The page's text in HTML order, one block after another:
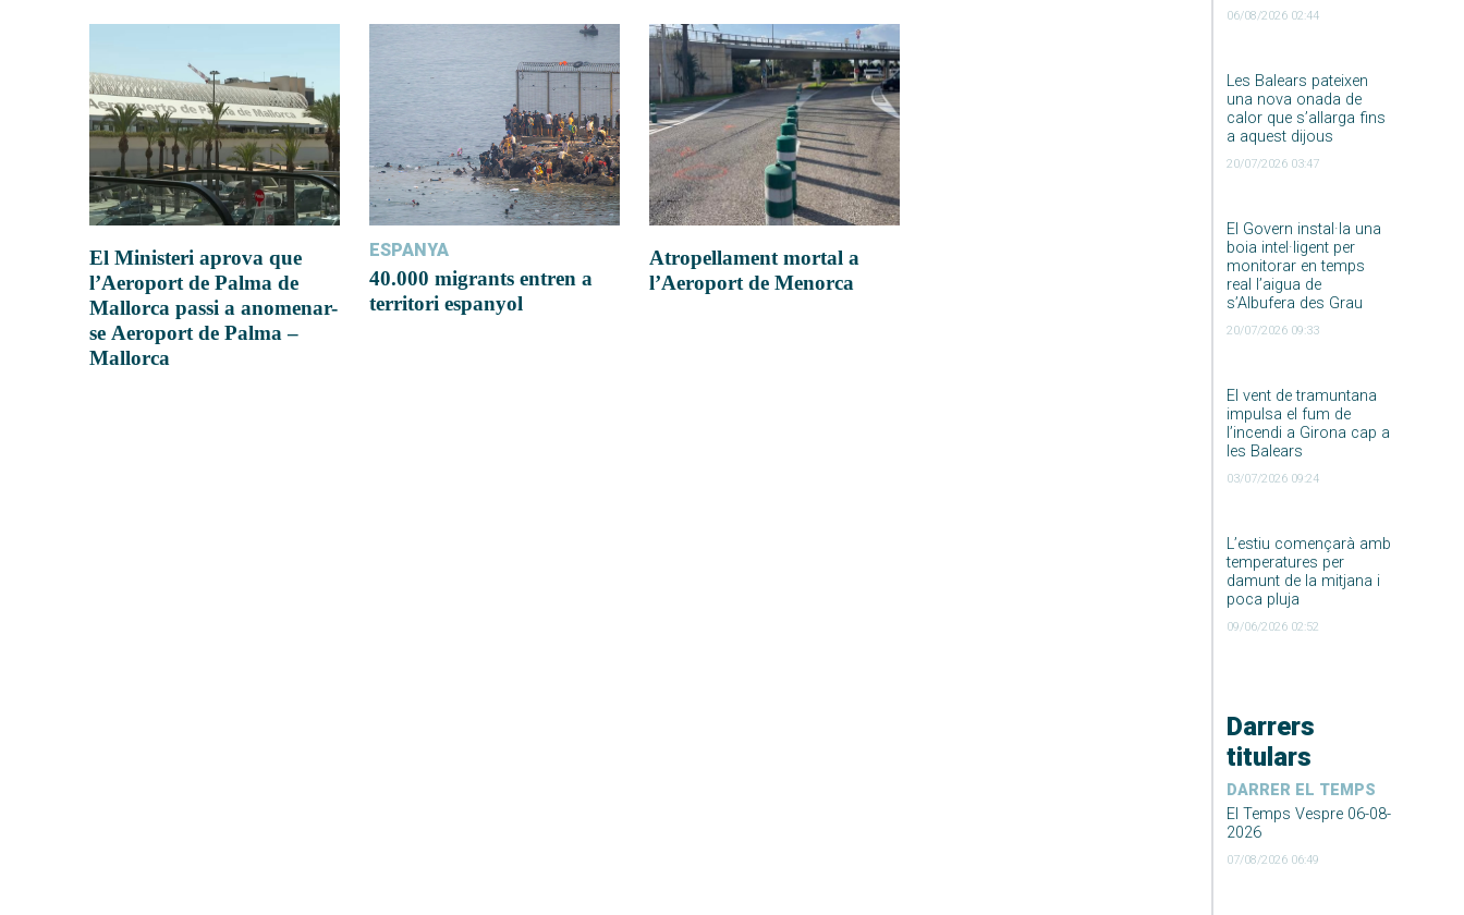
06/08/2026 02:44
Les Balears pateixen
una nova onada de
calor que s’allarga fins
a aquest dijous
20/07/2026 03:47
El Govern instal·la una
boia intel·ligent per
monitorar en temps
real l’aigua de
s’Albufera des Grau
20/07/2026 09:33
El vent de tramuntana
impulsa el fum de
l’incendi a Girona cap a
les Balears
03/07/2026 09:24
L’estiu començarà amb
temperatures per
damunt de la mitjana i
poca pluja
09/06/2026 02:52
Darrers
titulars
DARRER EL TEMPS
El Temps Vespre 06-08-
2026
07/08/2026 06:49
El Ministeri aprova que
l’Aeroport de Palma de
Mallorca passi a anomenar-
se Aeroport de Palma –
Mallorca
ESPANYA
40.000 migrants entren a
territori espanyol
Atropellament mortal a
l’Aeroport de Menorca